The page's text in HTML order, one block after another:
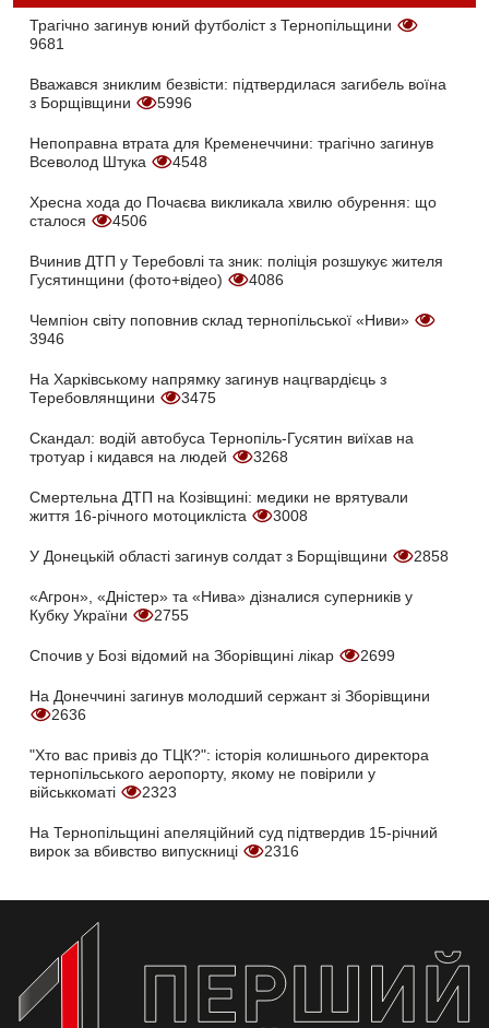
Трагічно загинув юний футболіст з Тернопільщини
9681
Вважався зниклим безвісти: підтвердилася загибель воїна
з Борщівщини
5996
Непоправна втрата для Кременеччини: трагічно загинув
Всеволод Штука
4548
Хресна хода до Почаєва викликала хвилю обурення: що
сталося
4506
Вчинив ДТП у Теребовлі та зник: поліція розшукує жителя
Гусятинщини (фото+відео)
4086
Чемпіон світу поповнив склад тернопільської «Ниви»
3946
На Харківському напрямку загинув нацгвардієць з
Теребовлянщини
3475
Скандал: водій автобуса Тернопіль-Гусятин виїхав на
тротуар і кидався на людей
3268
Смертельна ДТП на Козівщині: медики не врятували
життя 16-річного мотоцикліста
3008
У Донецькій області загинув солдат з Борщівщини 2858
«Агрон», «Дністер» та «Нива» дізналися суперників у
Кубку України
2755
Спочив у Бозі відомий на Зборівщині лікар 2699
На Донеччині загинув молодший сержант зі Зборівщини
2636
"Хто вас привіз до ТЦК?": історія колишнього директора
тернопільського аеропорту, якому не повірили у
військкоматі
2323
На Тернопільщині апеляційний суд підтвердив 15-річний
вирок за вбивство випускниці
2316